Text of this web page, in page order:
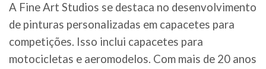
A Fine Art Studios se destaca no desenvolvimento
de pinturas personalizadas em capacetes para
competições. Isso inclui capacetes para
motocicletas e aeromodelos. Com mais de 20 anos